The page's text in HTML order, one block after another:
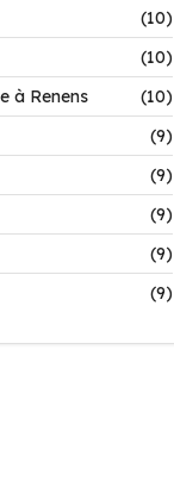
(10)
(10)
à Renens
(10)
(9)
(9)
(9)
(9)
(9)